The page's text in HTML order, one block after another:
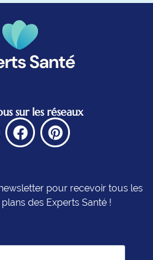
sur les réseaux
pour recevoir tous les
des Experts Santé !